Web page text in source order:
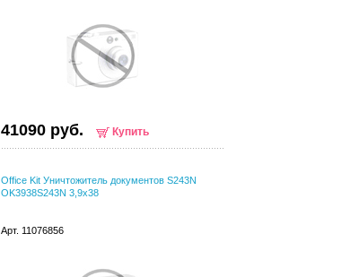
41090 руб. Купить
Office Kit Уничтожитель документов S243N
OK3938S243N 3,9x38
Арт. 11076856